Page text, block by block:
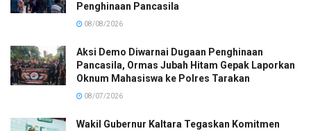
Penghinaan Pancasila
08/08/2026
Aksi Demo Diwarnai Dugaan Penghinaan
Pancasila, Ormas Jubah Hitam Gepak Laporkan
Oknum Mahasiswa ke Polres Tarakan
08/07/2026
Wakil Gubernur Kaltara Tegaskan Komitmen